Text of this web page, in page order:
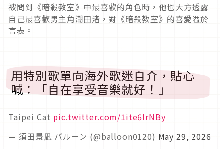
被問到《暗殺教室》中最喜歡的角色時，他也大方透露
自己最喜歡男主角潮田渚，對《暗殺教室》的喜愛溢於
言表。
用特別歌單向海外歌迷自介，貼心
喊：「自在享受音樂就好！」
Taipei Cat pic.twitter.com/1ite6IrNBy
— 須田景凪 バルーン (@balloon0120) May 29, 2026